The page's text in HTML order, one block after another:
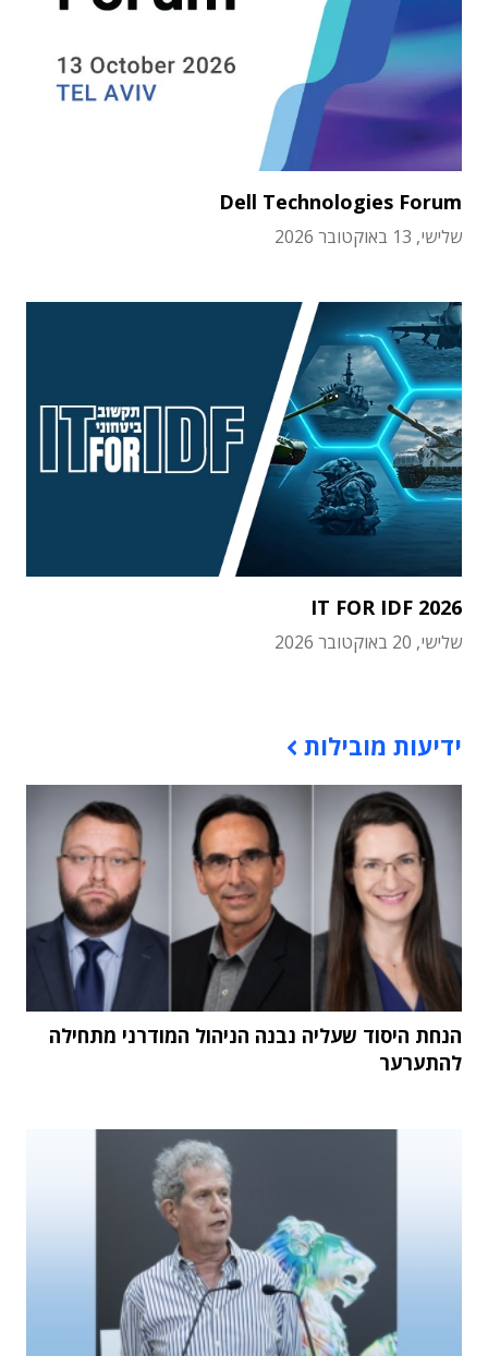
Dell Technologies Forum
שלישי, 13 באוקטובר 2026
IT FOR IDF 2026
שלישי, 20 באוקטובר 2026
ידיעות מובילות
הנחת היסוד שעליה נבנה הניהול המודרני מתחילה
להתערער